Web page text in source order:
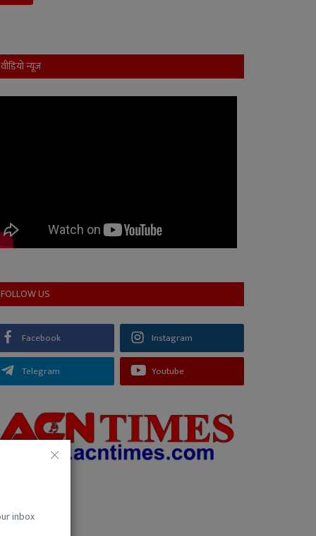
inbox
वीडियो न्यूज
FOLLOW US
Facebook Instagram
Telegram Youtube